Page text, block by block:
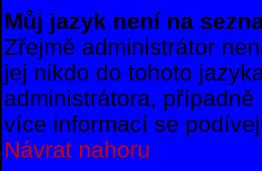
Můj jazyk není na
Zřejmě administrátor
jej nikdo do tohoto
administrátora,
více informací se
Návrat nahoru